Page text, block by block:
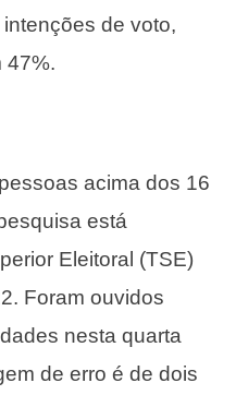
de voto,
47%.
acima dos 16
está
Eleitoral (TSE)
Foram ouvidos
nesta quarta
de erro é de dois